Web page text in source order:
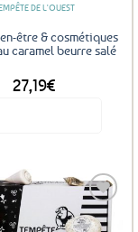
DE L'OUEST
être & cosmétiques
caramel beurre salé
27,19€